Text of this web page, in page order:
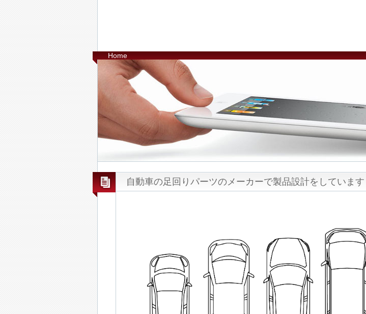
Home
自動車の足回りパーツのメーカーで製品設計をしています